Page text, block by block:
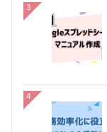
3
4